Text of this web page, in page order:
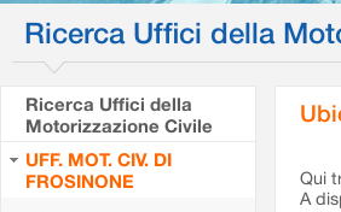
Ricerca Uffici della
Ricerca Uffici della
Motorizzazione Civile
UFF. MOT. CIV. DI
FROSINONE
Qui
A